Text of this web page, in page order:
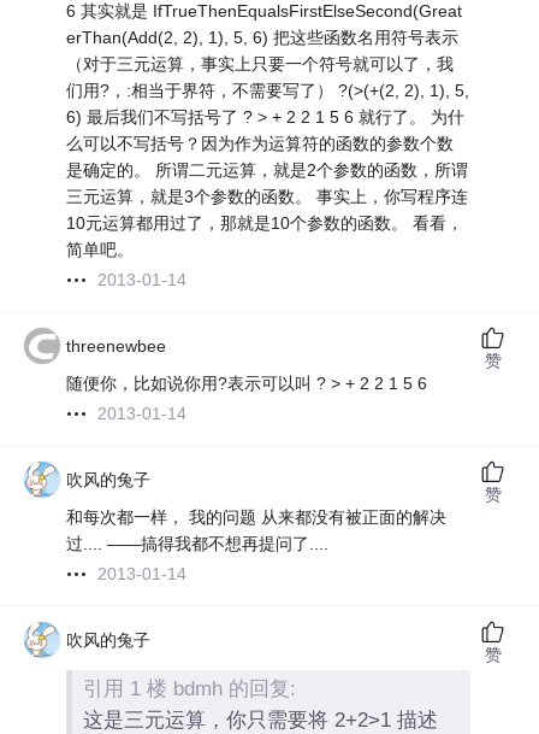
6 其实就是 IfTrueThenEqualsFirstElseSecond(Great
erThan(Add(2, 2), 1), 5, 6) 把这些函数名用符号表示
（对于三元运算，事实上只要一个符号就可以了，我
们用?，:相当于界符，不需要写了） ?(>(+(2, 2), 1), 5,
6) 最后我们不写括号了 ? > + 2 2 1 5 6 就行了。 为什
么可以不写括号？因为作为运算符的函数的参数个数
是确定的。 所谓二元运算，就是2个参数的函数，所谓
三元运算，就是3个参数的函数。 事实上，你写程序连
10元运算都用过了，那就是10个参数的函数。 看看，
简单吧。
2013-01-14
threenewbee
随便你，比如说你用?表示可以叫 ? > + 2 2 1 5 6
2013-01-14
赞
吹风的兔子
和每次都一样， 我的问题 从来都没有被正面的解决
过.... ——搞得我都不想再提问了....
2013-01-14
赞
吹风的兔子
引用 1 楼 bdmh 的回复:
这是三元运算，你只需要将 2+2>1 描述
赞